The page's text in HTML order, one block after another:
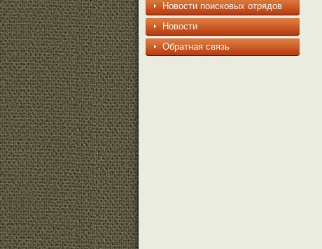
Новости поисковых отрядов
Новости
Обратная связь